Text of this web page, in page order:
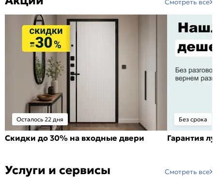
Осталось 22 дня
Скидки до 30% на входные двери
Без срока
Гарантия
Услуги и сервисы Смотреть все